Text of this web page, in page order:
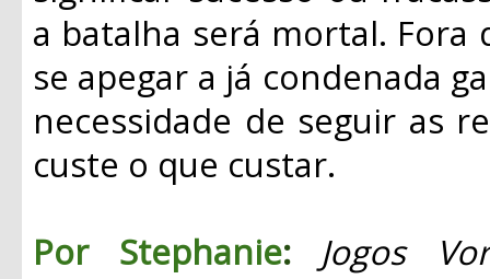
a batalha será mortal. Fora
se apegar a já condenada
necessidade de seguir as
custe o que custar.
Por Stephanie:
Jogos